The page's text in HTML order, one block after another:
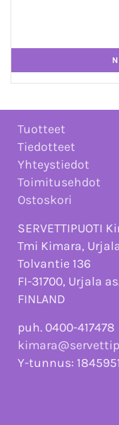
Tuotteet
Tiedotteet
Yhteystiedot
Toimitusehdot
Ostoskori
SERVETTIPUOTI
Tmi Kimara,
Tolvantie 136
FI-31700, Urjala
FINLAND
puh. 0400-417478
Y-tunnus: